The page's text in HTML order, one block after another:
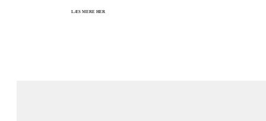
LÆS MERE HER